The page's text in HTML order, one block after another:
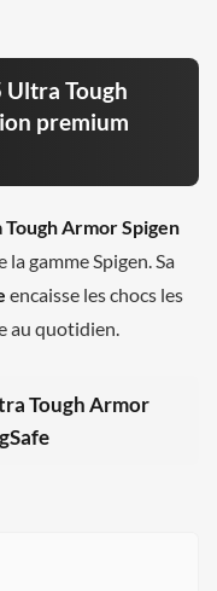
Ultra Tough
premium
Tough Armor Spigen
gamme Spigen. Sa
encaisse les chocs les
au quotidien.
Tough Armor